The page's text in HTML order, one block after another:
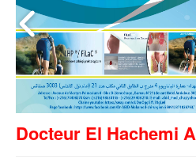
Docteur El Hachemi